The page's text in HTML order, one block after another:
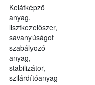
Kelátképző
anyag,
lisztkezelőszer,
savanyúságot
szabályozó
anyag,
stabilizátor,
szilárdítóanyag